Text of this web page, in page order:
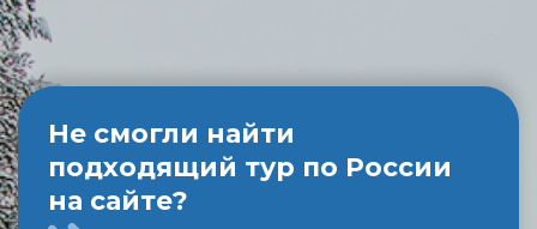
Не смогли найти
подходящий тур по России
на сайте?